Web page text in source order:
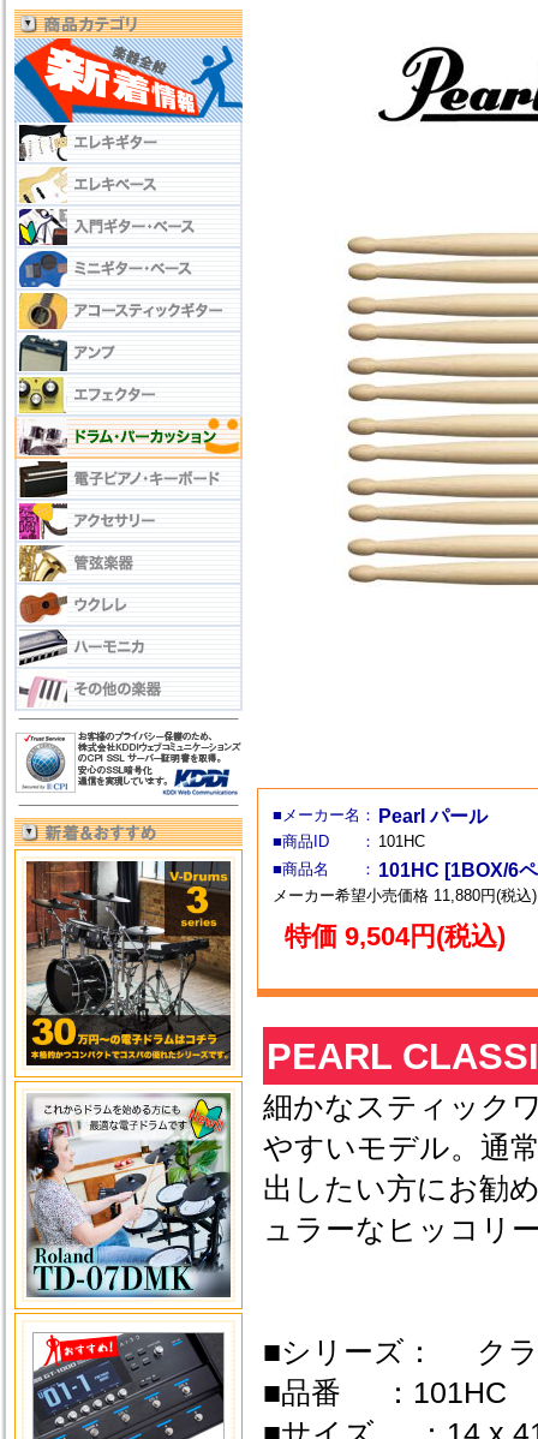
■メーカー名： Pearl パール
■商品ID ： 101HC
■商品名 ： 101HC [1BOX/6
メーカー希望小売価格 11,880円(税込)
特価 9,504円(税込)
PEARL
細かなスティック
やすいモデル。通
出したい方にお勧
ュラーなヒッコリ
■シリーズ： クラ
■品番 ：101HC